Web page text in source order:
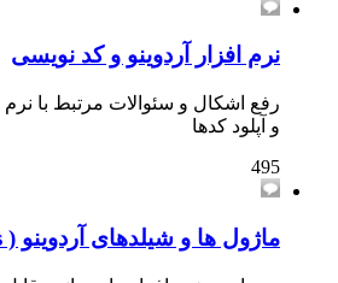
نرم افزار آردوینو و کد نویسی
رفع اشکال و سئوالات مرتبط با نرم
و آپلود کدها
495
ماژول ها و شیلدهای آردوینو ( Shields )